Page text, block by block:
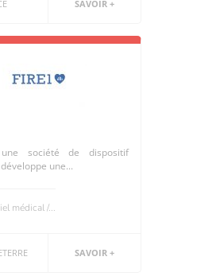
SAVOIR +
société de dispositif
une...
médical /...
SAVOIR +